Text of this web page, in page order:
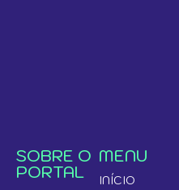
SOBRE O
PORTAL
MENU
INÍCIO